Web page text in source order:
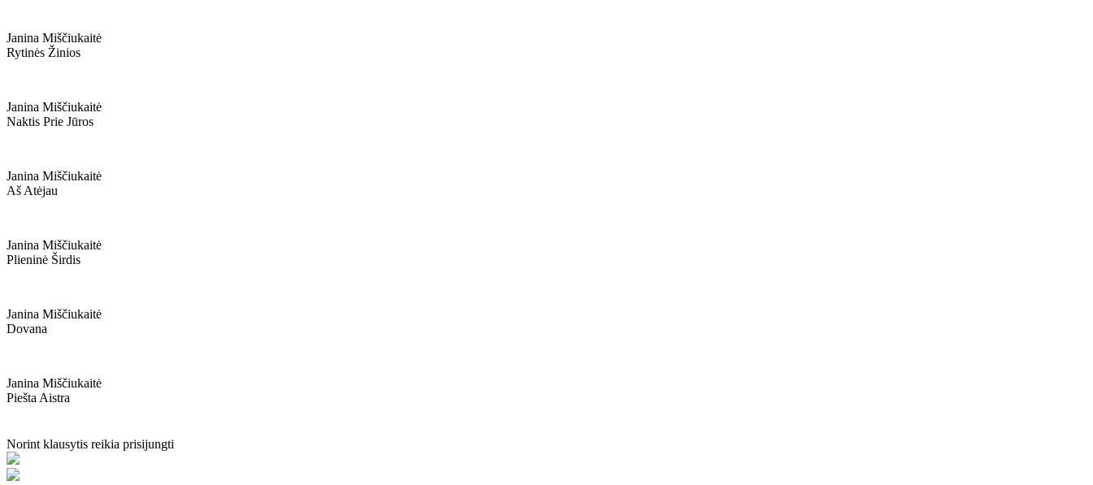
Janina Miščiukaitė
Rytinės Žinios
Janina Miščiukaitė
Naktis Prie Jūros
Janina Miščiukaitė
Aš Atėjau
Janina Miščiukaitė
Plieninė Širdis
Janina Miščiukaitė
Dovana
Janina Miščiukaitė
Piešta Aistra
Norint klausytis reikia prisijungti